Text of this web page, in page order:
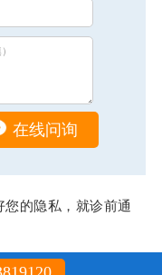
在线问询
的隐私，就诊前通